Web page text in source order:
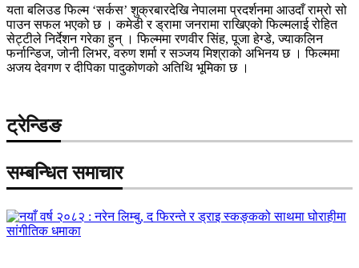
यता बलिउड फिल्म ‘सर्कस’ शुक्रबारदेखि नेपालमा प्रदर्शनमा आउदाँ राम्रो सो
पाउन सफल भएको छ । कमेडी र ड्रामा जनरामा राखिएको फिल्मलाई रोहित
सेट्टीले निर्देशन गरेका हुन् । फिल्ममा रणवीर सिंह, पूजा हेग्डे, ज्याकलिन
फर्नान्डिज, जोनी लिभर, वरुण शर्मा र सञ्जय मिश्राको अभिनय छ । फिल्ममा
अजय देवगण र दीपिका पादुकोणको अतिथि भूमिका छ ।
ट्रेन्डिङ
सम्बन्धित समाचार